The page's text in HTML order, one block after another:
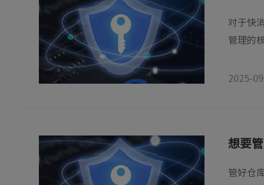
对于快
管理的
2025-
想要
管好仓